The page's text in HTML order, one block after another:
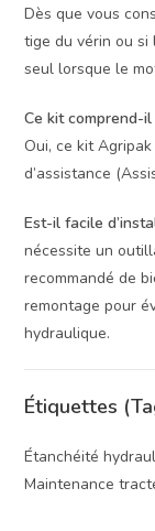
Dès que vous
tige du vérin ou
seul lorsque le
Ce kit comprend-
Oui, ce kit
d’assistance
Est-il facile
nécessite un
recommandé de
remontage pour
hydraulique.
Étiquettes
Étanchéité
Maintenance